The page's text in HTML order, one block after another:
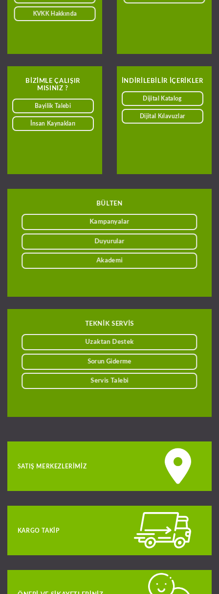
KVKK Hakkında
BIZIMLE ÇALIŞIR
MISINIZ ?
Bayilik Talebi
İnsan Kaynakları
INDIRILEBILIR IÇERIKLER
Dijital Katalog
Dijital Kılavuzlar
BÜLTEN
Kampanyalar
Duyurular
Akademi
TEKNİK SERVİS
Uzaktan Destek
Sorun Giderme
Servis Talebi
SATIŞ MERKEZLERIMIZ
KARGO TAKIP